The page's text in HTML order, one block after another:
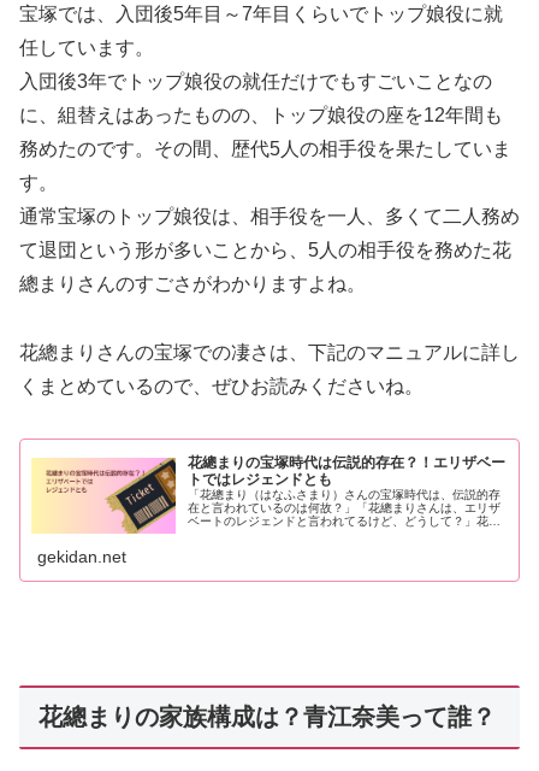
宝塚では、入団後5年目～7年目くらいでトップ娘役に就
任しています。
入団後3年でトップ娘役の就任だけでもすごいことなの
に、組替えはあったものの、トップ娘役の座を12年間も
務めたのです。その間、歴代5人の相手役を果たしていま
す。
通常宝塚のトップ娘役は、相手役を一人、多くて二人務め
て退団という形が多いことから、5人の相手役を務めた花
總まりさんのすごさがわかりますよね。
花總まりさんの宝塚での凄さは、下記のマニュアルに詳し
くまとめているので、ぜひお読みくださいね。
花總まりの宝塚時代は伝説的存在？！エリザベー
トではレジェンドとも
「花總まり（はなふさまり）さんの宝塚時代は、伝説的存
在と言われているのは何故？」「花總まりさんは、エリザ
ベートのレジェンドと言われてるけど、どうして？」花總
gekidan.net
花總まりの家族構成は？青江奈美って誰？